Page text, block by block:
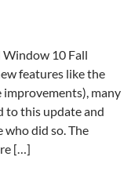
10 Fall
features like the
improvements), many
to this update and
who did so. The
[…]